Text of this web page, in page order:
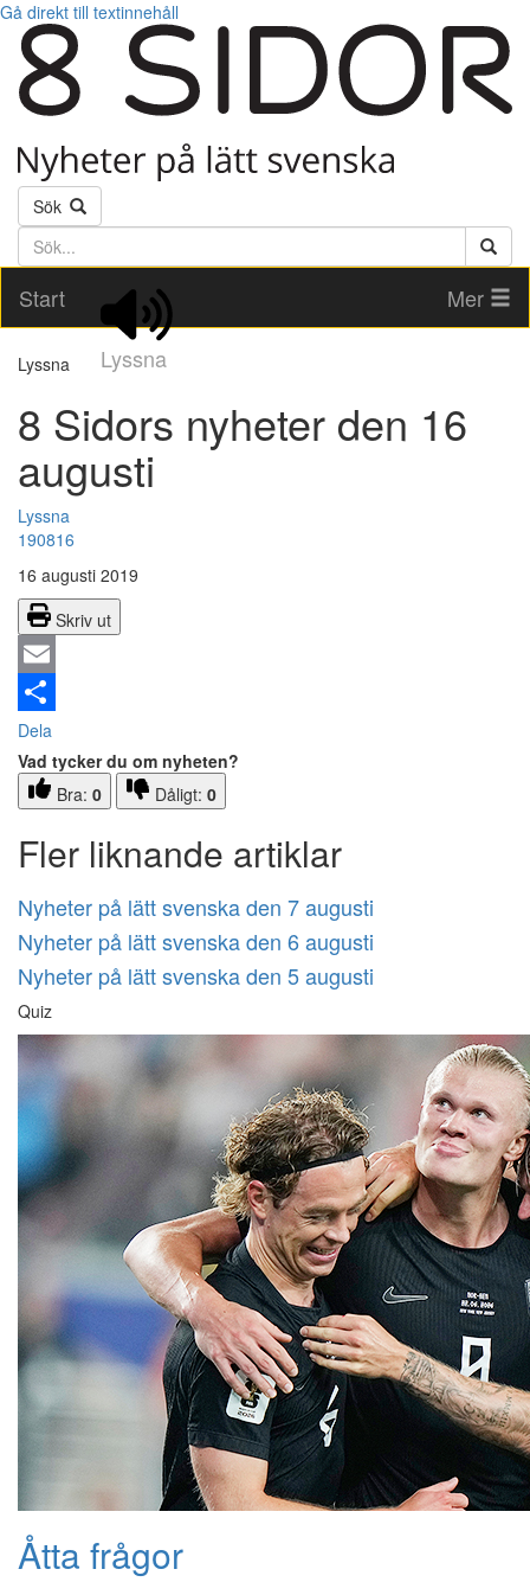
Gå direkt till textinnehåll
Sök
Söktext
Start
Lyssna
Mer
Lyssna
8 Sidors nyheter den 16
augusti
Lyssna
190816
16 augusti 2019
Skriv ut
Email
Dela
Vad tycker du om nyheten?
Bra: 0 Dåligt: 0
Fler liknande artiklar
Nyheter på lätt svenska den 7 augusti
Nyheter på lätt svenska den 6 augusti
Nyheter på lätt svenska den 5 augusti
Quiz
Åtta frågor